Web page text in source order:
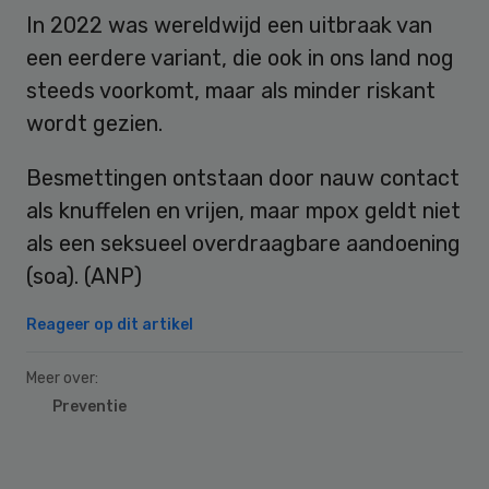
In 2022 was wereldwijd een uitbraak van
een eerdere variant, die ook in ons land nog
steeds voorkomt, maar als minder riskant
wordt gezien.
Besmettingen ontstaan door nauw contact
als knuffelen en vrijen, maar mpox geldt niet
als een seksueel overdraagbare aandoening
(soa). (ANP)
Reageer op dit artikel
Meer over:
Preventie